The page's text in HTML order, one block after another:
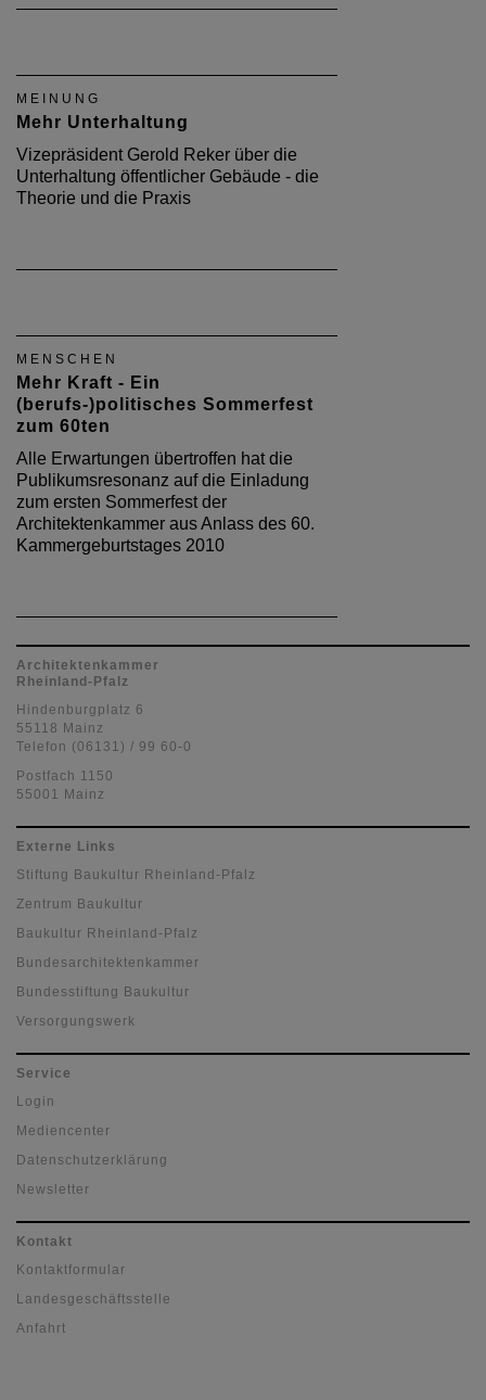
MEINUNG
Mehr Unterhaltung
Vizepräsident Gerold Reker über die
Unterhaltung öffentlicher Gebäude - die
Theorie und die Praxis
MENSCHEN
Mehr Kraft - Ein
(berufs-)politisches Sommerfest
zum 60ten
Alle Erwartungen übertroffen hat die
Publikumsresonanz auf die Einladung
zum ersten Sommerfest der
Architektenkammer aus Anlass des 60.
Kammergeburtstages 2010
Architektenkammer
Rheinland-Pfalz
Hindenburgplatz 6
55118 Mainz
Telefon (06131) / 99 60-0
Postfach 1150
55001 Mainz
Externe Links
Stiftung Baukultur Rheinland-Pfalz
Zentrum Baukultur
Baukultur Rheinland-Pfalz
Bundesarchitektenkammer
Bundesstiftung Baukultur
Versorgungswerk
Service
Login
Mediencenter
Datenschutzerklärung
Newsletter
Kontakt
Kontaktformular
Landesgeschäftsstelle
Anfahrt